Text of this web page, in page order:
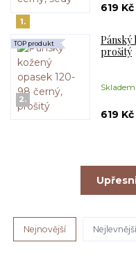
1.
619 Kč
2.
Pánský
prošitý
TOP produkt
619 Kč
Nejnovější Nejlevnější